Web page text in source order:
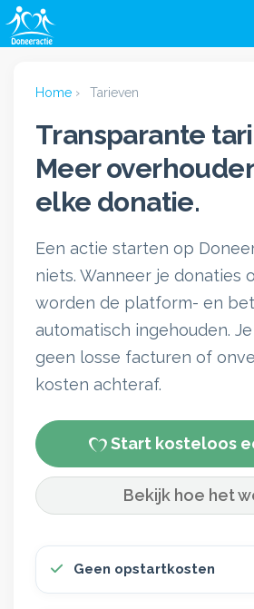
Home › Tarieven
Transparante
Meer
elke donatie.
Een actie starten op
niets. Wanneer je donaties
worden de platform- en
automatisch ingehouden.
geen losse facturen of
kosten achteraf.
Start kosteloos
Bekijk hoe het
Geen opstartkosten